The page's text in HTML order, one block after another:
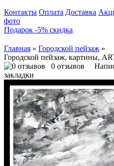
Контакты Оплата Доставка
фото
Подарок -5% скидка
Главная » Городской пейзаж »
Городской пейзаж, картины,
0 отзывов
закладки